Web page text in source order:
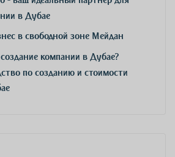
в Дубае
в свободной зоне Мейдан
компании в Дубае?
по созданию и стоимости